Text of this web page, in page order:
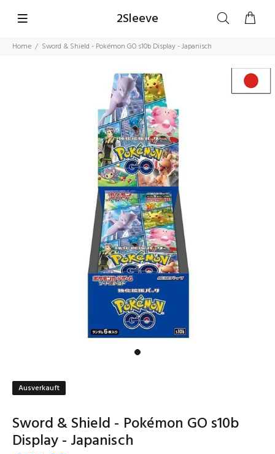
2Sleeve
Home Sword & Shield - Pokémon GO s10b Display - Japanisch
Ausverkauft
Sword & Shield - Pokémon GO s10b
Display - Japanisch